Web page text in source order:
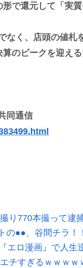
で還元して「実
く、店頭の値札
のピークを迎え
同通信
り770本撮って
●●、谷間チラ！！
エロ漫画』で人生
チすぎるｗｗｗ